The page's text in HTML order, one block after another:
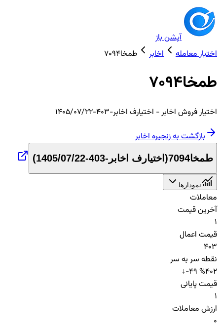
آپشن باز
اختیار معامله
اخابر طمخا7094
طمخا7094
اختیارفروش اخابر- اختیارف اخابر-403-1405/07/22
بازگشت به زنجیرهاخابر
طمخا7094 ( اختیارف اخابر-403-1405/07/22 )
نمودارها
معاملات
آخرین قیمت
1
قیمت اعمال
403
نقطه سر به سر
402
↓-49 %
قیمت پایانی
1
ارزش معاملات
0